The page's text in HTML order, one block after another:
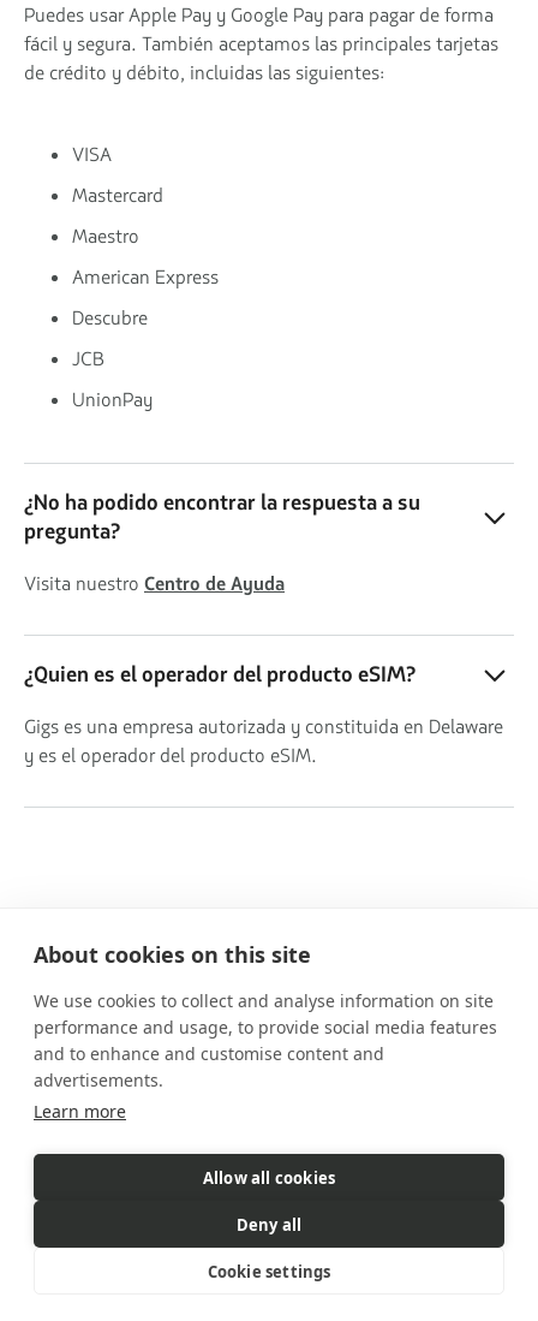
Puedes usar Apple Pay y Google Pay para pagar de forma
fácil y segura. También aceptamos las principales tarjetas
de crédito y débito, incluidas las siguientes:
VISA
Mastercard
Maestro
American Express
Descubre
JCB
UnionPay
¿No ha podido encontrar la respuesta a su
pregunta?
Visita nuestro Centro de Ayuda
¿Quien es el operador del producto eSIM?
Gigs es una empresa autorizada y constituida en Delaware
y es el operador del producto eSIM.
Nuestros planes
Prestaciones
Cómo funciona
Contacto
eSIM es un producto comercializado
las ventas, la facturación y el servicio al cliente
© 2026 Gigs. All Rights Reserved.
About cookies on this site
We use cookies to collect and analyse information on site
performance and usage, to provide social media features
and to enhance and customise content and
advertisements.
Learn more
Allow all cookies
Deny all
Cookie settings